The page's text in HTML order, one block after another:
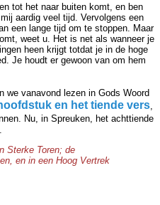
tot het naar buiten komt, en ben
aardig veel tijd. Vervolgens een
een lange tijd om te stoppen. Maar
weet u. Het is net als wanneer je
heen krijgt totdat je in de hoge
Je houdt er gewoon van om hem
we vanavond lezen in Gods Woord
en het tiende vers
Nu, in Spreuken, het achttiende
Sterke Toren; de
en in een Hoog Vertrek